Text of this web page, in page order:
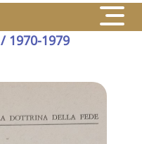
/ 1970-1979